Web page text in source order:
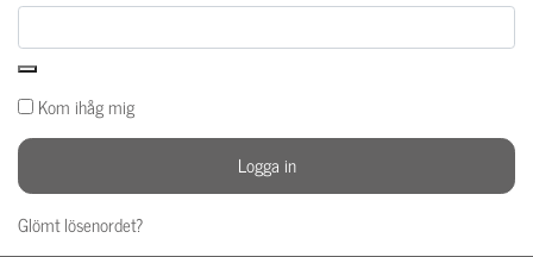
Kom ihåg mig
Logga in
Glömt lösenordet?